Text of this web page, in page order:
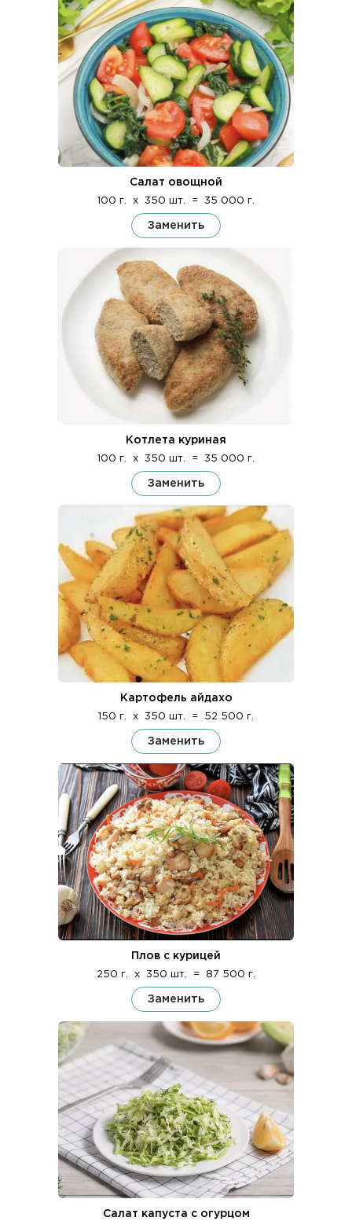
Салат овощной
100 г. x 350 шт. = 35 000 г.
Заменить
Котлета куриная
100 г. x 350 шт. = 35 000 г.
Заменить
Картофель айдахо
150 г. x 350 шт. = 52 500 г.
Заменить
Плов с курицей
250 г. x 350 шт. = 87 500 г.
Заменить
Салат капуста с огурцом